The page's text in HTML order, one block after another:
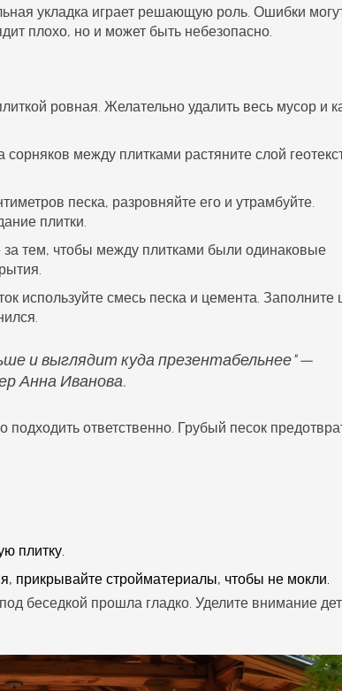
укладка играет решающую роль. Ошибки
плохо, но и может быть небезопасно.
ровная. Желательно удалить весь мусор и
между плитками растяните слой
песка, разровняйте его и утрамбуйте.
плитки.
за тем, чтобы между плитками были одинаковые
используйте смесь песка и цемента.
и выглядит куда презентабельнее" —
Анна Иванова.
ответственно. Грубый песок
плитку.
прикрывайте стройматериалы, чтобы не мокли.
беседкой прошла гладко. Уделите внимание